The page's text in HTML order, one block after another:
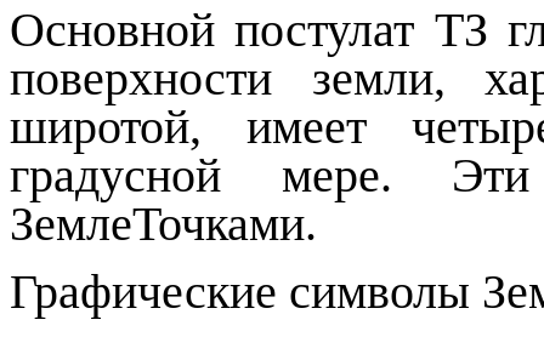
Основной постулат ТЗ
поверхности земли,
широтой, имеет
градусной мере.
ЗемлеТочками.
Графические символы